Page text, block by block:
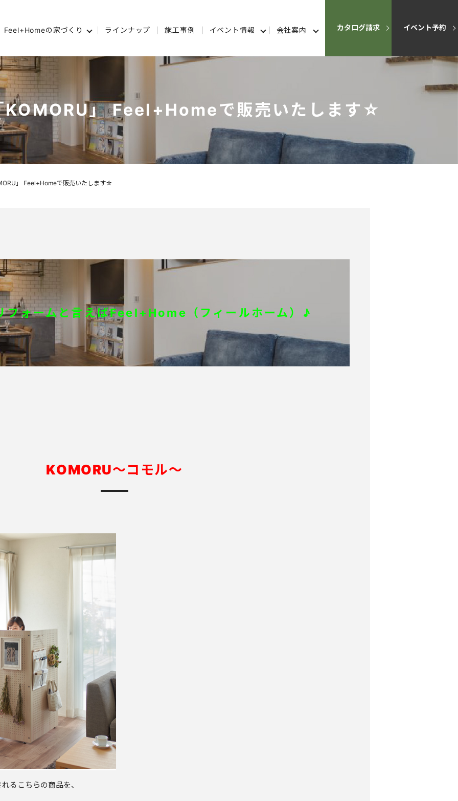
カタログ請求 イベント予約
Feel+Homeの家づくり ラインナップ 施工事例 イベント情報 会社案内
」 Feel+Homeで販売いたします☆
」 Feel+Homeで販売いたします☆
フォームと言えばFeel+Home（フィールホーム）♪
KOMORU～コモル～
るこちらの商品を、